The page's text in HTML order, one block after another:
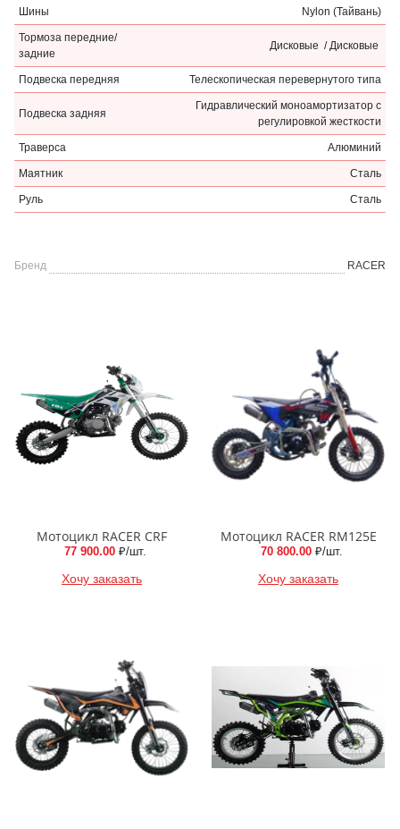
Шины Nylon (Тайвань)
Тормоза передние/
задние
Дисковые / Дисковые
Подвеска передняя Телескопическая перевернутого типа
Подвеска задняя
Гидравлический моноамортизатор с
регулировкой жесткости
Траверса Алюминий
Маятник Сталь
Руль Сталь
Бренд RACER
Мотоцикл RACER CRF
77 900.00 ₽/шт.
Хочу заказать
Мотоцикл RACER RM125E
70 800.00 ₽/шт.
Хочу заказать